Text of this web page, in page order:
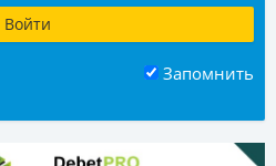
Запомнить